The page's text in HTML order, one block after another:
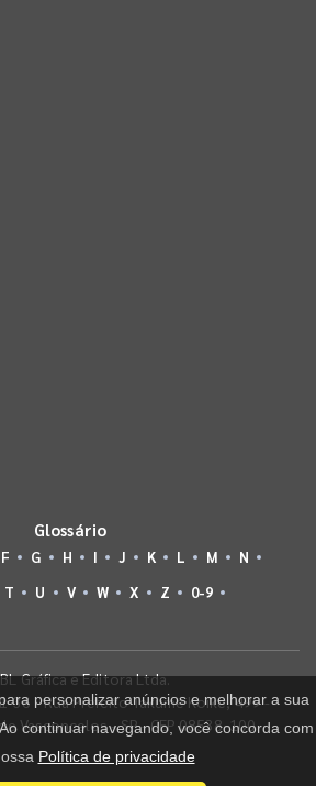
Glossário
F G H I J K L M
N
T U V W X Z 0-9
Gráfica e Editora Ltda.
36 - Rua Prefeito Takume Koike, 499 -
Vasconcelos - SP - CEP 08538-100
personalizar anúncios e melhorar a sua
continuar navegando, você concorda com
Política de privacidade